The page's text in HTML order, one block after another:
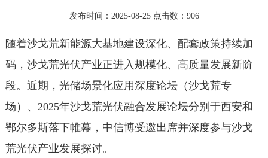
发布时间：2025-08-25 点击数： 906
随着沙戈荒新能源大基地建设深化、配套政策持续加
码，沙戈荒光伏产业正进入规模化、高质量发展新阶
段。近期，光储场景化应用深度论坛（沙戈荒专
场）、2025年沙戈荒光伏融合发展论坛分别于西安和
鄂尔多斯落下帷幕，中信博受邀出席并深度参与沙戈
荒光伏产业发展探讨。